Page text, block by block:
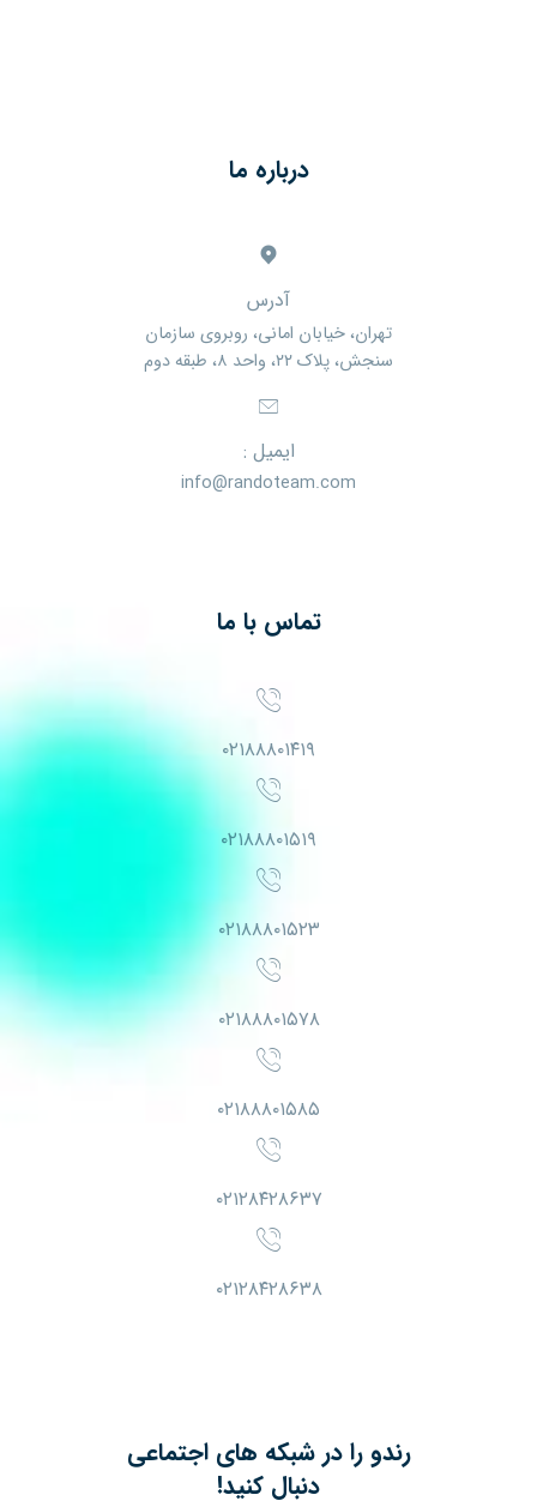
درباره ما
آدرس
تهران، خیابان امانی، روبروی سازمان
سنجش، پلاک ۲۲، واحد ۸، طبقه دوم
ایمیل :
info@randoteam.com
تماس با ما
۰۲۱۸۸۸۰۱۴۱۹
۰۲۱۸۸۸۰۱۵۱۹
۰۲۱۸۸۸۰۱۵۲۳
۰۲۱۸۸۸۰۱۵۷۸
۰۲۱۸۸۸۰۱۵۸۵
۰۲۱۲۸۴۲۸۶۳۷
۰۲۱۲۸۴۲۸۶۳۸
رندو را در شبکه های اجتماعی
دنبال کنید!